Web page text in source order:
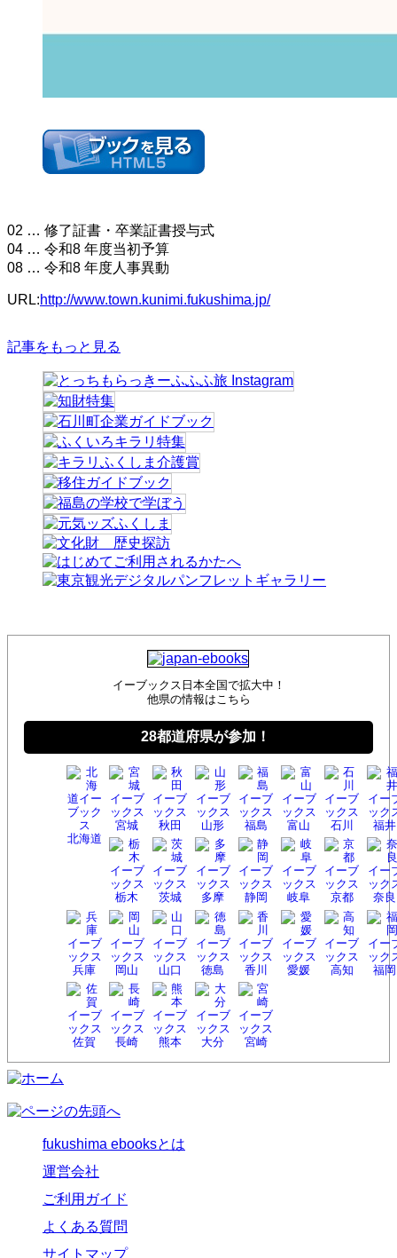
02 … 修了証書・卒業証書授与式
04 … 令和8 年度当初予算
08 … 令和8 年度人事異動
URL:http://www.town.kunimi.fukushima.jp/
記事をもっと見る
イーブックス日本全国で拡大中！
他県の情報はこちら
28都道府県が参加！
北海道
宮城 秋田 山形 福島 富山 石川 福井
栃木 茨城 多摩 静岡 岐阜 京都 奈良
兵庫 岡山 山口 徳島 香川 愛媛 高知 福岡
佐賀 長崎 熊本 大分 宮崎
fukushima ebooksとは
運営会社
ご利用ガイド
よくある質問
サイトマップ